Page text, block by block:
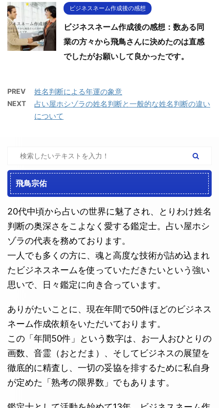
ビジネスネーム作成後の感想
ビジネスネーム作成後の感想：数ある同
業の方々から飛鳥さんに決めたのは直感
でしたがお願いして良かったです。
PREV 姓名判断による年運の象意
NEXT
占い屋ホシゾラの姓名判断と一般的な姓名判断の違い
について
飛鳥宗佑
20代中頃から占いの世界に魅了され、とりわけ姓名
判断の奥深さをこよなく愛する鑑定士。占い屋ホシ
ゾラの代表を務めております。
一人でも多くの方に、魂と高度な技術が詰め込まれ
たビジネスネームを使っていただきたいという強い
思いで、日々鑑定に向き合っています。
ありがたいことに、現在年間で50件ほどのビジネス
ネーム作成依頼をいただいております。
この「年間50件」という数字は、お一人おひとりの
画数、音霊（おとだま）、そしてビジネスの展望を
徹底的に精査し、一切の妥協を排するために私自身
が定めた「熟考の限界数」でもあります。